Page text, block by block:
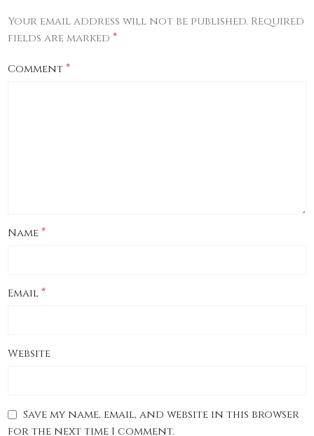
Your email address will not be published. Required
fields are marked*
Comment*
Name*
Email*
Website
Save my name, email, and website in this browser
for the next time I comment.